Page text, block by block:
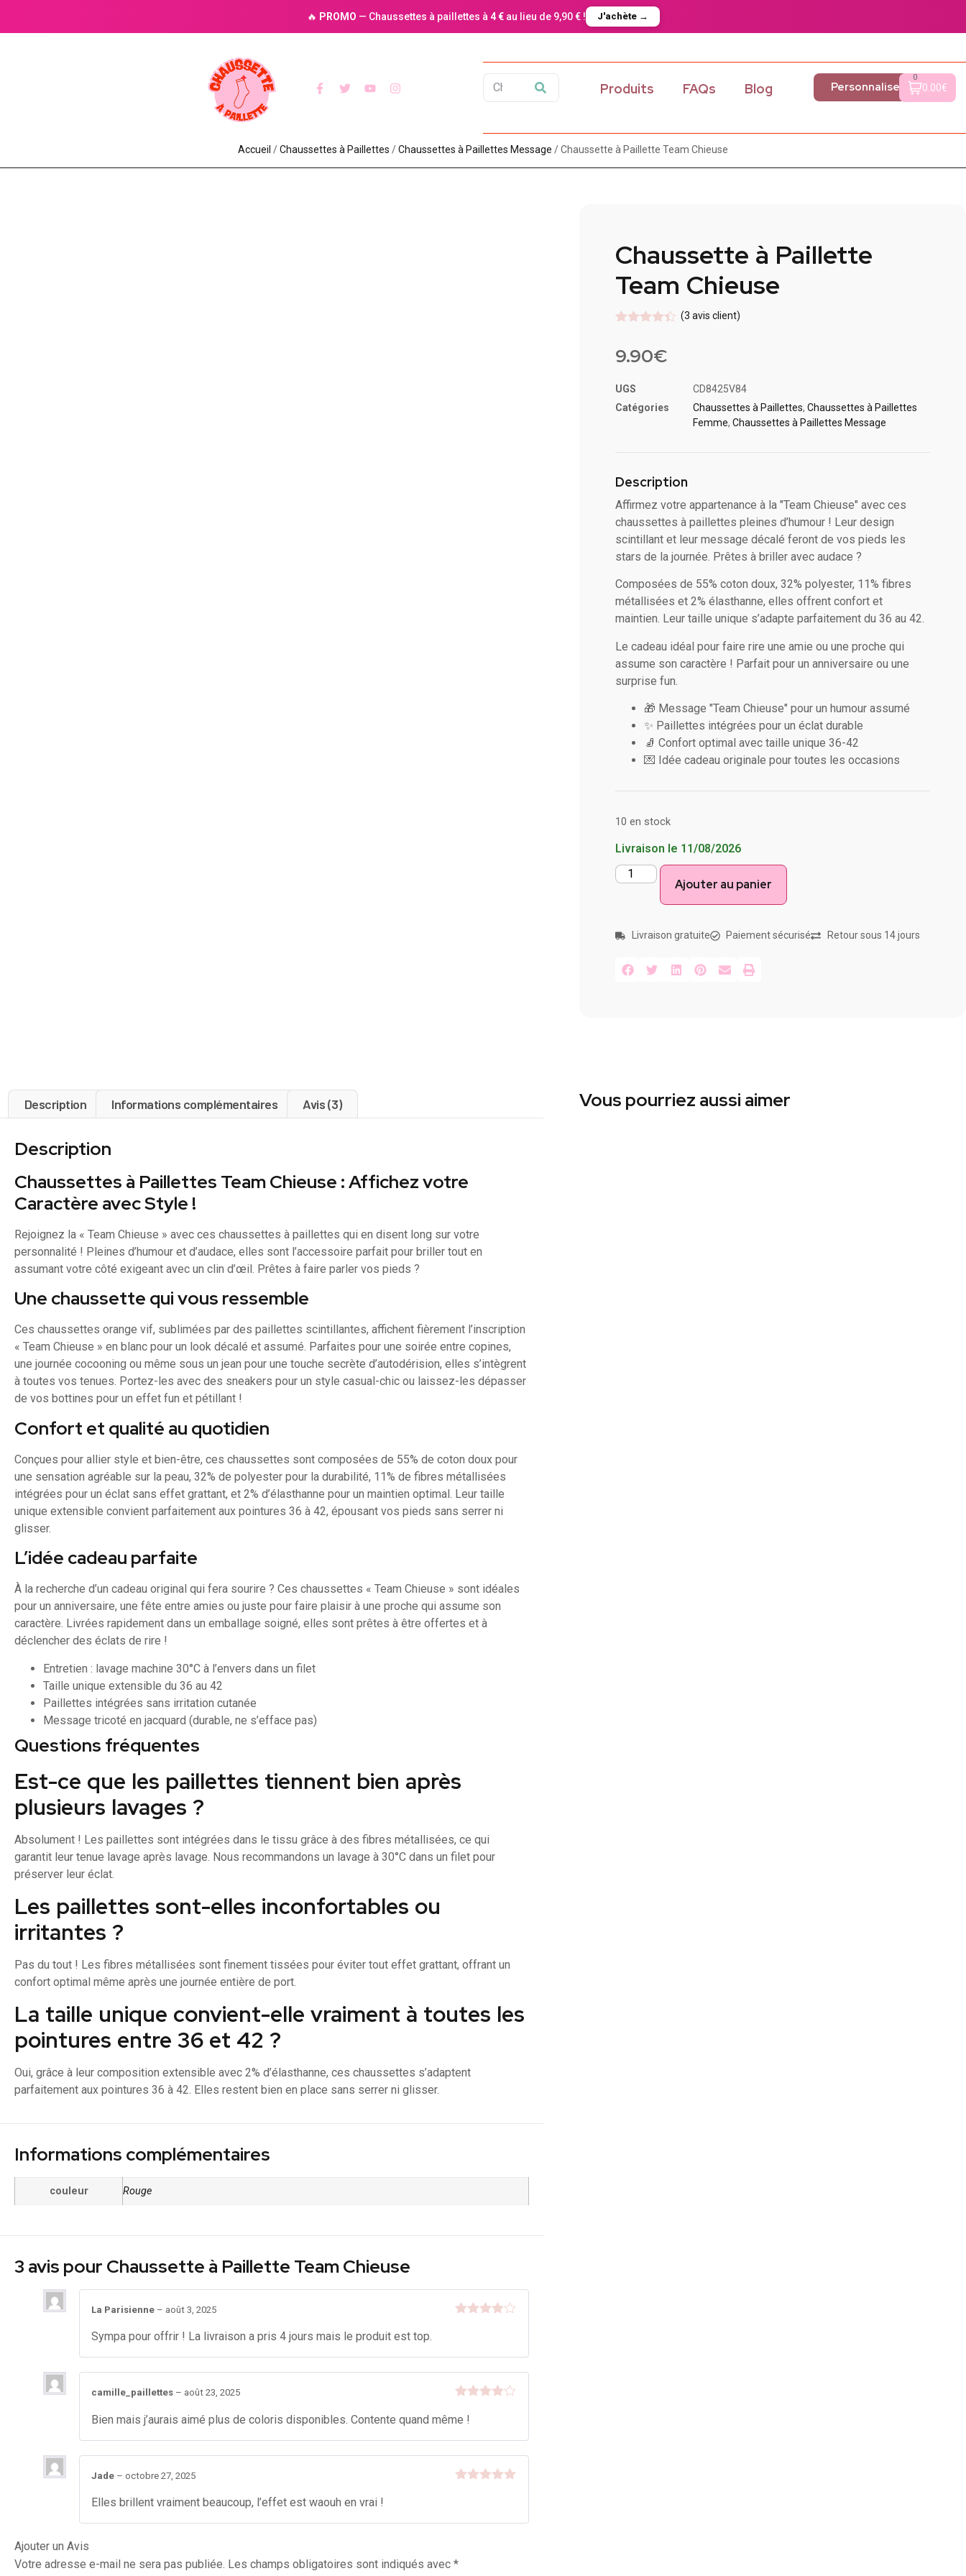
🔥 PROMO — Chaussettes à paillettes à 4 €au lieu de 9,90 € ! J'achète →
Produits FAQs Blog Personnaliser
0
0.00€
Accueil /Chaussettes à Paillette​s /Chaussettes à Paillettes Message​ / Chaussette à Paillette Team Chieuse
Chaussette à Paillette
Team Chieuse
basé
client
(3 avis client)
9.90€
UGS
CD8425V84
Catégories
Chaussettes à Paillette​s,Chaussettes à Paillettes
Femme,Chaussettes à Paillettes Message​
Description
Affirmez votre appartenance à la "Team Chieuse" avec ces
chaussettes à paillettes pleines d’humour ! Leur design
scintillant et leur message décalé feront de vos pieds les
stars de la journée. Prêtes à briller avec audace ?
Composées de 55% coton doux, 32% polyester, 11% fibres
métallisées et 2% élasthanne, elles offrent confort et
maintien. Leur taille unique s’adapte parfaitement du 36 au 42.
Le cadeau idéal pour faire rire une amie ou une proche qui
assume son caractère ! Parfait pour un anniversaire ou une
surprise fun.
🎁 Message "Team Chieuse" pour un humour assumé
✨ Paillettes intégrées pour un éclat durable
🧦 Confort optimal avec taille unique 36-42
💌 Idée cadeau originale pour toutes les occasions
10 en stock
Livraison le 11/08/2026
Ajouter au panier
Livraison gratuite Paiement sécurisé Retour sous 14 jours
Description Informations complémentaires Avis (3)
Description
Chaussettes à Paillettes Team Chieuse : Affichez votre
Caractère avec Style !
Rejoignez la « Team Chieuse » avec ces chaussettes à paillettes qui en disent long sur votre
personnalité ! Pleines d’humour et d’audace, elles sont l’accessoire parfait pour briller tout en
assumant votre côté exigeant avec un clin d’œil. Prêtes à faire parler vos pieds ?
Une chaussette qui vous ressemble
Ces chaussettes orange vif, sublimées par des paillettes scintillantes, affichent fièrement l’inscription
« Team Chieuse » en blanc pour un look décalé et assumé. Parfaites pour une soirée entre copines,
une journée cocooning ou même sous un jean pour une touche secrète d’autodérision, elles s’intègrent
à toutes vos tenues. Portez-les avec des sneakers pour un style casual-chic ou laissez-les dépasser
de vos bottines pour un effet fun et pétillant !
Confort et qualité au quotidien
Conçues pour allier style et bien-être, ces chaussettes sont composées de 55% de coton doux pour
une sensation agréable sur la peau, 32% de polyester pour la durabilité, 11% de fibres métallisées
intégrées pour un éclat sans effet grattant, et 2% d’élasthanne pour un maintien optimal. Leur taille
unique extensible convient parfaitement aux pointures 36 à 42, épousant vos pieds sans serrer ni
glisser.
L’idée cadeau parfaite
À la recherche d’un cadeau original qui fera sourire ? Ces chaussettes « Team Chieuse » sont idéales
pour un anniversaire, une fête entre amies ou juste pour faire plaisir à une proche qui assume son
caractère. Livrées rapidement dans un emballage soigné, elles sont prêtes à être offertes et à
déclencher des éclats de rire !
Entretien : lavage machine 30°C à l’envers dans un filet
Taille unique extensible du 36 au 42
Paillettes intégrées sans irritation cutanée
Message tricoté en jacquard (durable, ne s’efface pas)
Questions fréquentes
Est-ce que les paillettes tiennent bien après
plusieurs lavages ?
Absolument ! Les paillettes sont intégrées dans le tissu grâce à des fibres métallisées, ce qui
garantit leur tenue lavage après lavage. Nous recommandons un lavage à 30°C dans un filet pour
préserver leur éclat.
Les paillettes sont-elles inconfortables ou
irritantes ?
Pas du tout ! Les fibres métallisées sont finement tissées pour éviter tout effet grattant, offrant un
confort optimal même après une journée entière de port.
La taille unique convient-elle vraiment à toutes les
pointures entre 36 et 42 ?
Oui, grâce à leur composition extensible avec 2% d’élasthanne, ces chaussettes s’adaptent
parfaitement aux pointures 36 à 42. Elles restent bien en place sans serrer ni glisser.
Informations complémentaires
couleur Rouge
3 avis pour Chaussette à Paillette Team Chieuse
La Parisienne – août 3, 2025
Sympa pour offrir ! La livraison a pris 4 jours mais le produit est top.
sur 5
camille_paillettes – août 23, 2025
Bien mais j’aurais aimé plus de coloris disponibles. Contente quand même !
Jade – octobre 27, 2025
Elles brillent vraiment beaucoup, l’effet est waouh en vrai !
Ajouter un Avis
Votre adresse e-mail ne sera pas publiée. Les champs obligatoires sont indiqués avec *
Vous pourriez aussi aimer